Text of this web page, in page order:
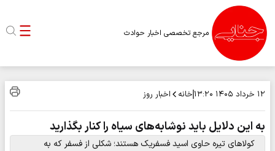
مرجع تخصصی اخبار حوادث
۱۲ خرداد ۱۴۰۵ ۱۳:۲۰ خانه اخبار روز
به این دلایل باید نوشابه‌های سیاه را کنار بگذارید
کولاهای تیره حاوی اسید فسفریک هستند؛ شکلی از فسفر که به